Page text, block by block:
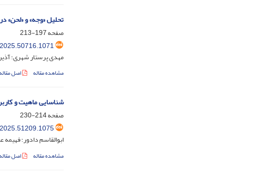
تحلیل «وجه» و «لحن»
صفحه197-213
مهدی پرستار شهری؛
مشاهده مقاله اصل
شناسایی ماهیت و
صفحه214-230
ابوالقاسم دادور؛
مشاهده مقاله اصل